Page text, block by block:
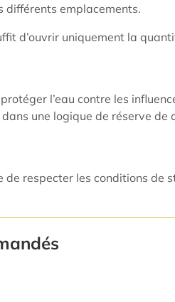
différents emplacements.
d’ouvrir uniquement la
l’eau contre les
une logique de réserve de
de respecter les conditions